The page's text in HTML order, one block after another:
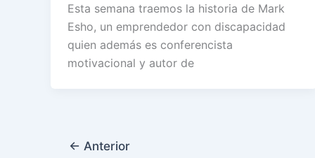
Esta semana traemos la historia de Mark
Esho, un emprendedor con discapacidad
quien además es conferencista
motivacional y autor de
← Anterior